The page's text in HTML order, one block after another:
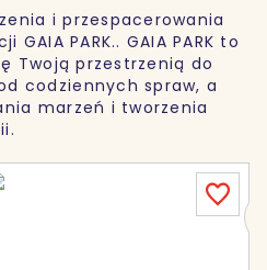
i przespacerowania
PARK.. GAIA PARK to
Twoją przestrzenią do
codziennych spraw, a
marzeń i tworzenia